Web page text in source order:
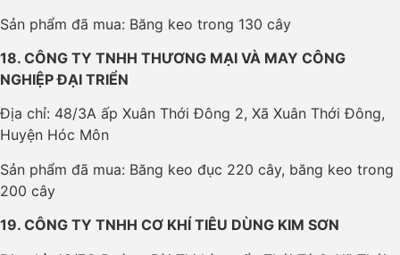
Sản phẩm đã mua: Băng keo trong 130 cây
18. CÔNG TY TNHH THƯƠNG MẠI VÀ MAY CÔNG
NGHIỆP ĐẠI TRIỂN
Địa chỉ: 48/3A ấp Xuân Thới Đông 2, Xã Xuân Thới Đông,
Huyện Hóc Môn
Sản phẩm đã mua: Băng keo đục 220 cây, băng keo trong
200 cây
19. CÔNG TY TNHH CƠ KHÍ TIÊU DÙNG KIM SƠN